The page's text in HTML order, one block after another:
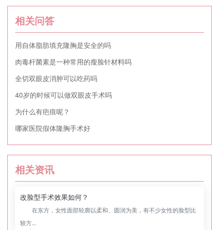
相关问答
用自体脂肪填充隆胸是安全的吗
肉毒杆菌素是一种常用的瘦脸针材料吗
全切双眼皮消肿可以吃药吗
40岁的时候可以做双眼皮手术吗
为什么有疤痕呢？
哪家医院假体隆胸手术好
相关资讯
改脸型手术效果如何？
在东方，女性面部轮廓以柔和、圆润为美，有不少女性的脸型比
较方...